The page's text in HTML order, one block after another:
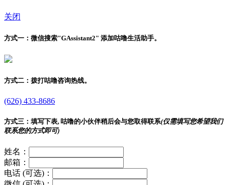
关闭
方式一： 微信搜索"GAssistant2" 添加咕噜生活助手。
方式二： 拨打咕噜咨询热线。
(626) 433-8686
方式三： 填写下表, 咕噜的小伙伴稍后会与您取得联系(仅需填写您希望我们
联系您的方式即可)
姓名：
邮箱：
电话 (可选)：